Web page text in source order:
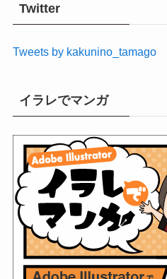
Twitter
Tweets by kakunino_tamago
イラレでマンガ